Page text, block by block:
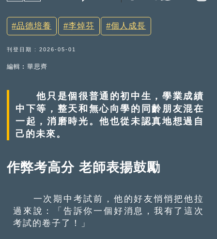
品德培養 李焯芬 個人成長
刊登日期 : 2026-05-01
編輯︰華思齊
他只是個很普通的初中生，學業成績
中下等，整天和無心向學的同齡朋友混在
一起，消磨時光。他也從未認真地想過自
己的未來。
作弊考高分 老師表揚鼓勵
一次期中考試前，他的好友悄悄把他拉
過來說：「告訴你一個好消息，我有了這次
考試的卷子了！」